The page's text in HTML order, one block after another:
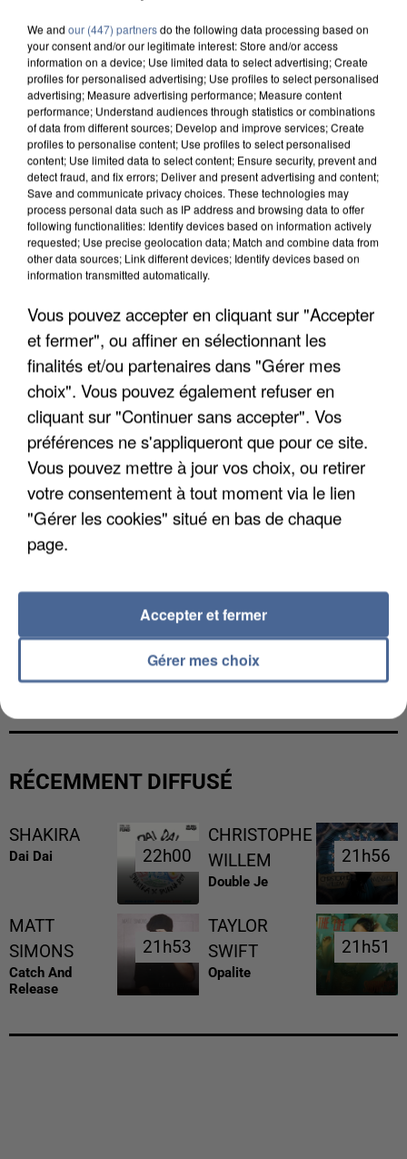
UN SECOND CADRE DE LA DZ MAFIA
INTERPELLÉ EN ALGÉRIE
UNE TOURISTE DE L’OISE EMPORTÉE PAR UNE
COULÉE DE BOUE EN HAUTE-SAVOIE
RÉCEMMENT DIFFUSÉ
SHAKIRA
Dai Dai 22h00
22h00
CHRISTOPHE
WILLEM
Double Je
21h56
21h56
MATT
SIMONS
Catch And
Release
21h53
21h53
TAYLOR
SWIFT
Opalite
21h51
21h51
We and our (447) partnersdo the following data processing based on
your consent and/or our legitimate interest: Store and/or access
information on a device; Use limited data to select advertising; Create
profiles for personalised advertising; Use profiles to select personalised
advertising; Measure advertising performance; Measure content
performance; Understand audiences through statistics or combinations
of data from different sources; Develop and improve services; Create
profiles to personalise content; Use profiles to select personalised
content; Use limited data to select content; Ensure security, prevent and
detect fraud, and fix errors; Deliver and present advertising and content;
Save and communicate privacy choices. These technologies may
process personal data such as IP address and browsing data to offer
following functionalities: Identify devices based on information actively
requested; Use precise geolocation data; Match and combine data from
other data sources; Link different devices; Identify devices based on
information transmitted automatically.
Vous pouvez accepter en cliquant sur "Accepter
et fermer", ou affiner en sélectionnant les
finalités et/ou partenaires dans "Gérer mes
choix". Vous pouvez également refuser en
cliquant sur "Continuer sans accepter". Vos
préférences ne s'appliqueront que pour ce site.
Vous pouvez mettre à jour vos choix, ou retirer
votre consentement à tout moment via le lien
"Gérer les cookies" situé en bas de chaque
page.
Gérer mes choix
Accepter et fermer